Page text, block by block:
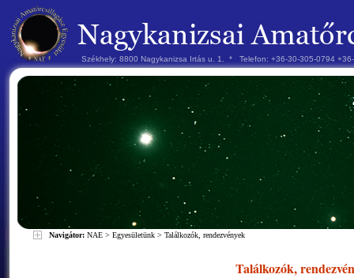
Székhely: 8800 Nagykanizsa Irtás u. 1. * Telefon: +36-30-305-0794
Navigátor: NAE > Egyesületünk > Találkozók, rendezvények
Találkozók,